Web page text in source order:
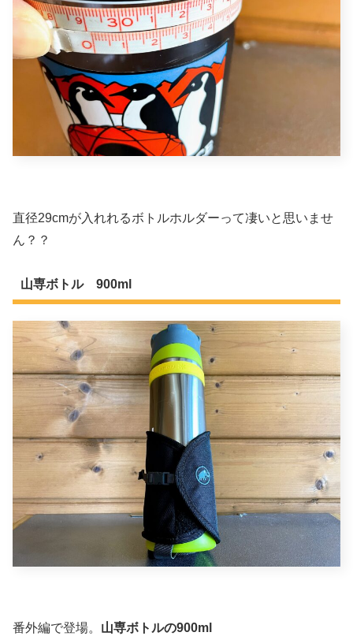
直径29cmが入れれるボトルホルダーって凄いと思いませ
ん？？
山専ボトル 900ml
番外編で登場。 山専ボトルの900ml